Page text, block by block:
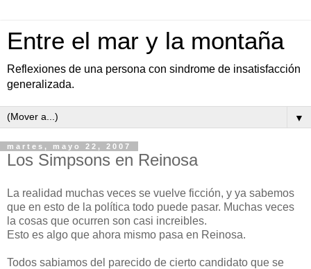
Entre el mar y la montaña
Reflexiones de una persona con sindrome de insatisfacción
generalizada.
▼
martes, mayo 22, 2007
Los Simpsons en Reinosa
La realidad muchas veces se vuelve ficción, y ya sabemos
que en esto de la política todo puede pasar. Muchas veces
la cosas que ocurren son casi increibles.
Esto es algo que ahora mismo pasa en Reinosa.
Todos sabiamos del parecido de cierto candidato que se